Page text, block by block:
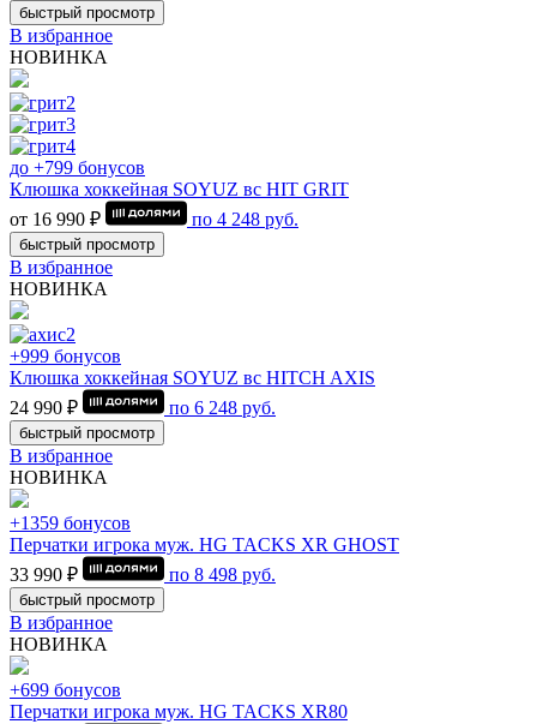
быстрый просмотр
В избранное
НОВИНКА
до +799 бонусов
Клюшка хоккейная SOYUZ вс HIT GRIT
от 16 990 ₽
по 4 248 руб.
быстрый просмотр
В избранное
НОВИНКА
+999 бонусов
Клюшка хоккейная SOYUZ вс HITCH AXIS
24 990 ₽
по 6 248 руб.
быстрый просмотр
В избранное
НОВИНКА
+1359 бонусов
Перчатки игрока муж. HG TACKS XR GHOST
33 990 ₽
по 8 498 руб.
быстрый просмотр
В избранное
НОВИНКА
+699 бонусов
Перчатки игрока муж. HG TACKS XR80